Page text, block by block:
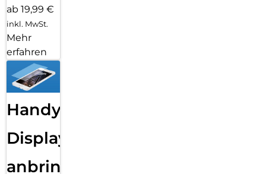
ab 19,99 €
inkl. MwSt.
Mehr
erfahren
Handy
Displayfolie
anbringen